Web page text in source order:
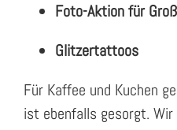
Foto-Aktion für
Glitzertattoos
Für Kaffee und Kuchen
ist ebenfalls gesorgt.